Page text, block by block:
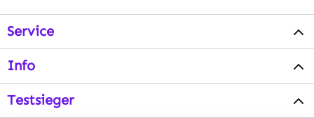
Service
Info
Testsieger